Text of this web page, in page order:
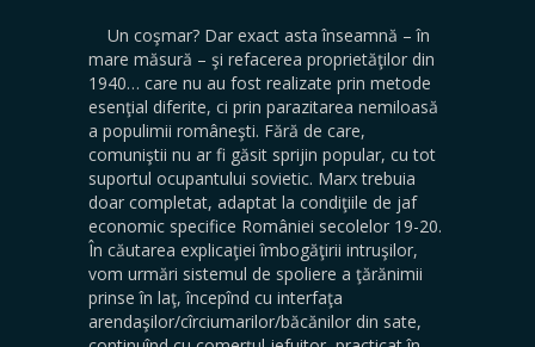
Un coşmar? Dar exact asta înseamnă – în
mare măsură – şi refacerea proprietăţilor din
1940… care nu au fost realizate prin metode
esenţial diferite, ci prin parazitarea nemiloasă
a populimii româneşti. Fără de care,
comuniştii nu ar fi găsit sprijin popular, cu tot
suportul ocupantului sovietic. Marx trebuia
doar completat, adaptat la condiţiile de jaf
economic specifice României secolelor 19-20.
În căutarea explicaţiei îmbogăţirii intruşilor,
vom urmări sistemul de spoliere a ţărănimii
prinse în laţ, începînd cu interfaţa
arendaşilor/cîrciumarilor/băcănilor din sate,